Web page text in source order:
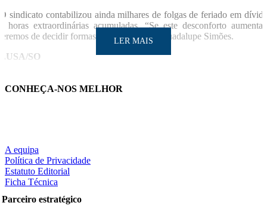
O sindicato contabilizou ainda milhares de folgas de feriado em dívida
e horas extraordinárias acumuladas. “Se este desconforto aumentar,
teremos de decidir formas de luta”, alertou Guadalupe Simões.
LUSA/SO
Sindicato denuncia irregularidades no recrutamento de
LER MAIS
CONHEÇA-NOS MELHOR
A equipa
Política de Privacidade
Estatuto Editorial
Ficha Técnica
Parceiro estratégico